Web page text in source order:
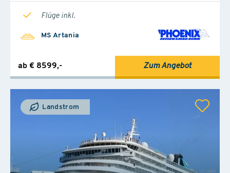
Flüge inkl.
MS Artania
ab € 8599,- Zum Angebot
Landstrom